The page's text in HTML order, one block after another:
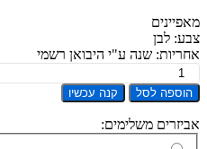
מאפיינים
צבע: לבן
אחריות: שנה ע"י היבואן רשמי
כמות
של
Samsung
Galaxy
S25
הוספה לסל קנה עכשיו
אביזרים משלימים: